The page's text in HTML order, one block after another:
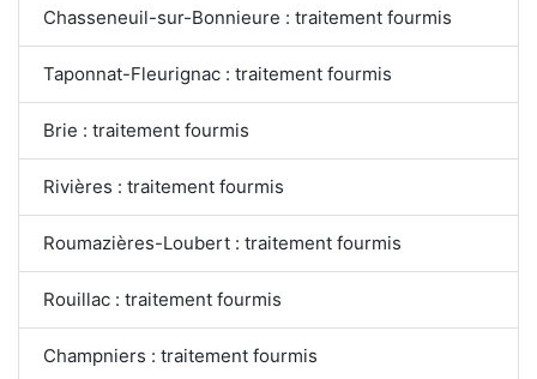
Chasseneuil-sur-Bonnieure : traitement fourmis
Taponnat-Fleurignac : traitement fourmis
Brie : traitement fourmis
Rivières : traitement fourmis
Roumazières-Loubert : traitement fourmis
Rouillac : traitement fourmis
Champniers : traitement fourmis